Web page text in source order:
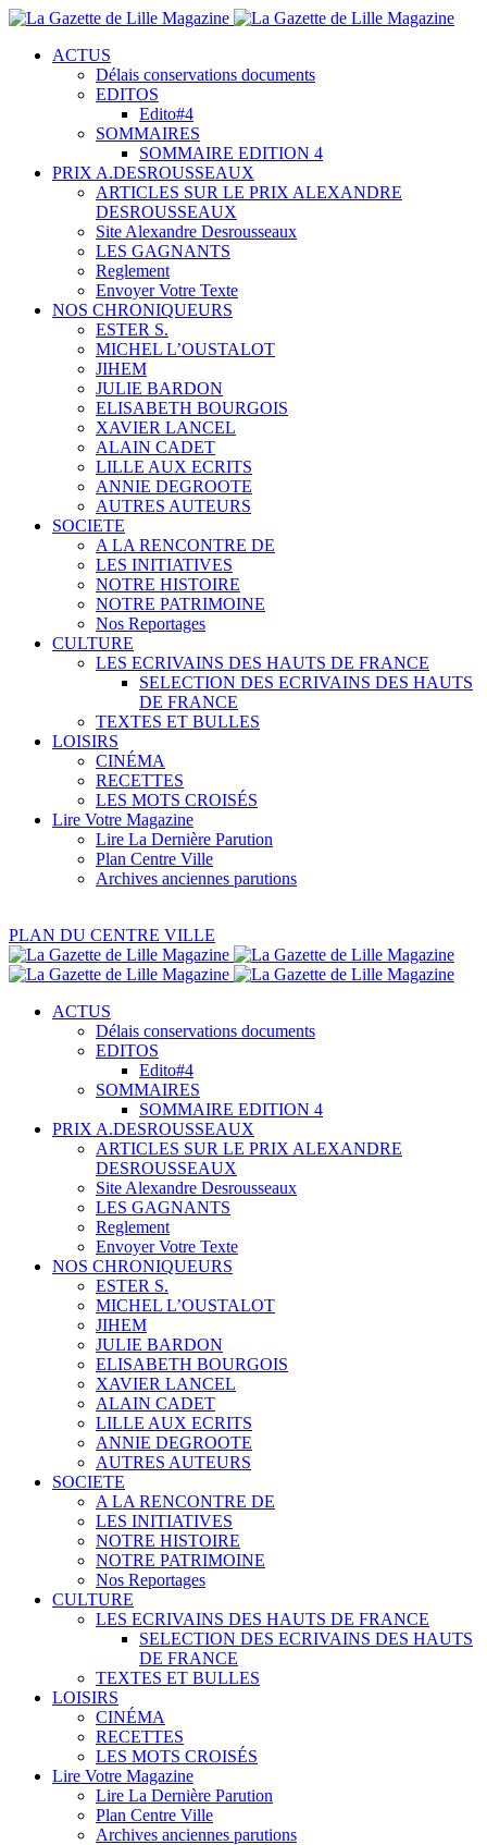
ACTUS
Délais conservations documents
EDITOS
Edito#4
SOMMAIRES
SOMMAIRE EDITION 4
PRIX A.DESROUSSEAUX
ARTICLES SUR LE PRIX ALEXANDRE
DESROUSSEAUX
Site Alexandre Desrousseaux
LES GAGNANTS
Reglement
Envoyer Votre Texte
NOS CHRONIQUEURS
ESTER S.
MICHEL L’OUSTALOT
JIHEM
JULIE BARDON
ELISABETH BOURGOIS
XAVIER LANCEL
ALAIN CADET
LILLE AUX ECRITS
ANNIE DEGROOTE
AUTRES AUTEURS
SOCIETE
A LA RENCONTRE DE
LES INITIATIVES
NOTRE HISTOIRE
NOTRE PATRIMOINE
Nos Reportages
CULTURE
LES ECRIVAINS DES HAUTS DE FRANCE
SELECTION DES ECRIVAINS DES HAUTS
DE FRANCE
TEXTES ET BULLES
LOISIRS
CINÉMA
RECETTES
LES MOTS CROISÉS
Lire Votre Magazine
Lire La Dernière Parution
Plan Centre Ville
Archives anciennes parutions
PLAN DU CENTRE VILLE
ACTUS
Délais conservations documents
EDITOS
Edito#4
SOMMAIRES
SOMMAIRE EDITION 4
PRIX A.DESROUSSEAUX
ARTICLES SUR LE PRIX ALEXANDRE
DESROUSSEAUX
Site Alexandre Desrousseaux
LES GAGNANTS
Reglement
Envoyer Votre Texte
NOS CHRONIQUEURS
ESTER S.
MICHEL L’OUSTALOT
JIHEM
JULIE BARDON
ELISABETH BOURGOIS
XAVIER LANCEL
ALAIN CADET
LILLE AUX ECRITS
ANNIE DEGROOTE
AUTRES AUTEURS
SOCIETE
A LA RENCONTRE DE
LES INITIATIVES
NOTRE HISTOIRE
NOTRE PATRIMOINE
Nos Reportages
CULTURE
LES ECRIVAINS DES HAUTS DE FRANCE
SELECTION DES ECRIVAINS DES HAUTS
DE FRANCE
TEXTES ET BULLES
LOISIRS
CINÉMA
RECETTES
LES MOTS CROISÉS
Lire Votre Magazine
Lire La Dernière Parution
Plan Centre Ville
Archives anciennes parutions